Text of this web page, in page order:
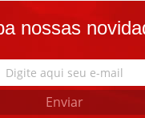
nossas
Enviar